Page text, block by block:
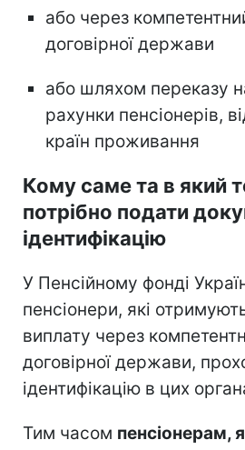
або через
договірної держави
або шляхом переказу
рахунки пенсіонерів,
країн проживання
Кому саме та в який
потрібно подати
ідентифікацію
У Пенсійному фонді
пенсіонери, які
виплату через
договірної держави,
ідентифікацію в цих
Тим часом пенсіонерам,